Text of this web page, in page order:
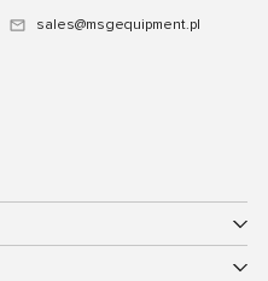
sales@msgequipment.pl